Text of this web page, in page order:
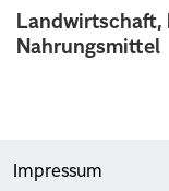
Landwirtschaft,
Nahrungsmittel
Impressum